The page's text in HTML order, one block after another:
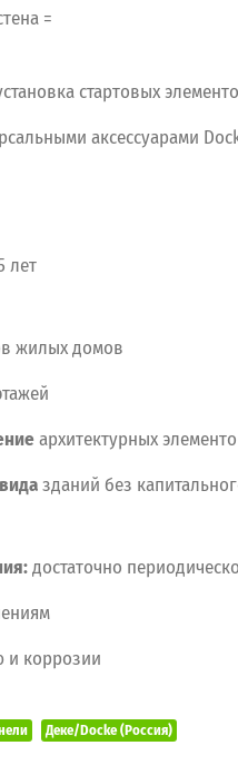
=
стартовых
аксессуарами
лет
жилыхдомов
архитектурных
видазданий без
достаточно
и коррозии
Деке/Docke (Россия)